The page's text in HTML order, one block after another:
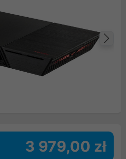
3 979,00 zł